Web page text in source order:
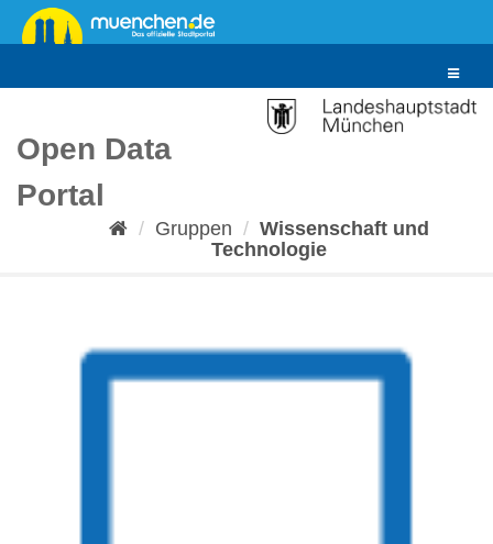
Überspringen
zum
Toggle
Open Data
Portal
Gruppen
Wissenschaft und
Technologie